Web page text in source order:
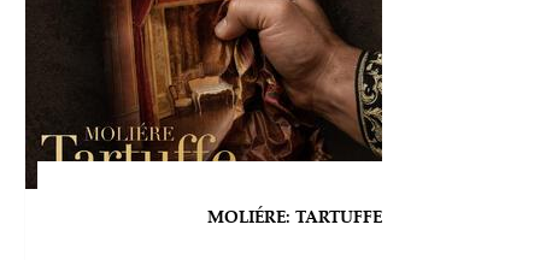
MOLIÉRE: TARTUFFE